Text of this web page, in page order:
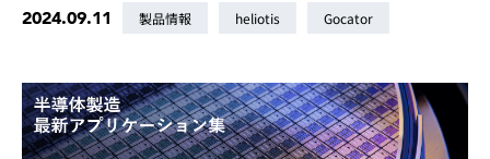
2024.09.11
製品情報 heliotis Gocator